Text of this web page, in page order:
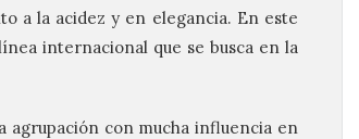
a la acidez y en elegancia. En este
internacional que se busca en la
agrupación con mucha influencia en